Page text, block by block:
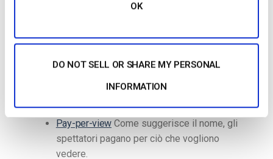
OK
DO NOT SELL OR SHARE MY PERSONAL
INFORMATION
In abbonamento: consente agli spettatori di
tutta la durata dell’abbonamento. Gli
abbonamenti sono in genere settimanali,
Pay-per-viewCome suggerisce il nome, gli
spettatori pagano per ciò che vogliono
vedere.